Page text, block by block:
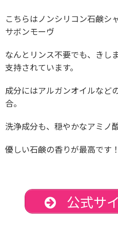
こちらはノンシリコン石鹸シ
サボンモーヴ
なんとリンス不要でも、きし
支持されています。
成分にはアルガンオイルなど
合。
洗浄成分も、穏やかなアミノ
優しい石鹸の香りが最高です！
公式サ